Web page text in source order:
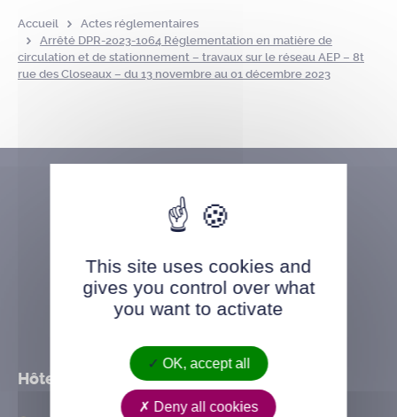
Accueil
Actes réglementaires
Arrêté DPR-2023-1064 Réglementation en matière de
circulation et de stationnement – travaux sur le réseau AEP – 8t
rue des Closeaux – du 13 novembre au 01 décembre 2023
Hôtel de ville
This site uses cookies and
gives you control over what
you want to activate
OK, accept all
Deny all cookies